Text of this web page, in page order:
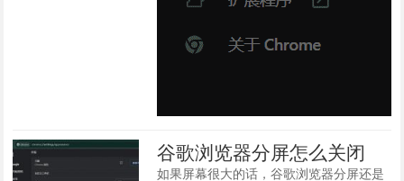
谷歌浏览器分屏怎么关闭
如果屏幕很大的话，谷歌浏览器分屏还是